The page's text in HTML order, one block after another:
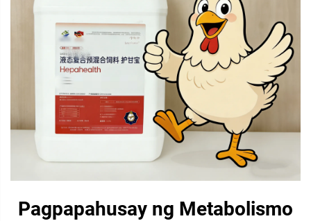
Pagpapahusay ng Metabolismo